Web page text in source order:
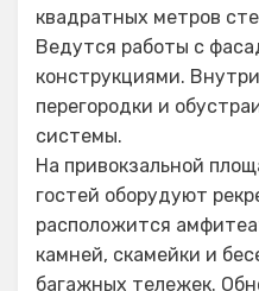
квадратных метров
Ведутся работы с
конструкциями.
перегородки и
системы.
На привокзальной
гостей оборудуют
расположится
камней, скамейки и
багажных тележек.